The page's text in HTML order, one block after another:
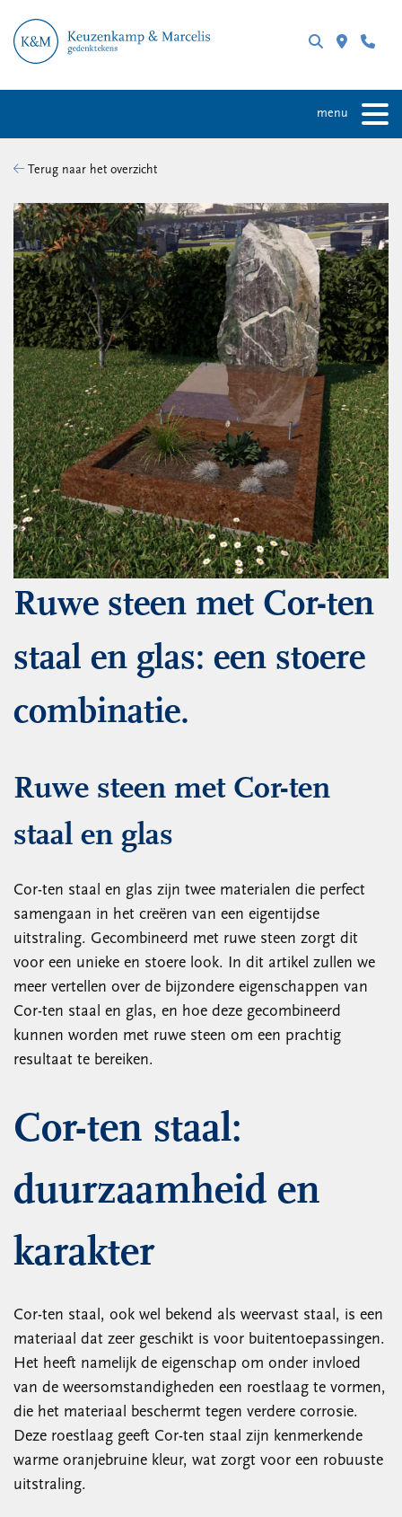
menu
Terug naar het overzicht
Ruwe steen met Cor-ten
staal en glas: een stoere
combinatie.
Ruwe steen met Cor-ten
staal en glas
Cor-ten staal en glas zijn twee materialen die perfect
samengaan in het creëren van een eigentijdse
uitstraling. Gecombineerd met ruwe steen zorgt dit
voor een unieke en stoere look. In dit artikel zullen we
meer vertellen over de bijzondere eigenschappen van
Cor-ten staal en glas, en hoe deze gecombineerd
kunnen worden met ruwe steen om een prachtig
resultaat te bereiken.
Cor-ten staal:
duurzaamheid en
karakter
Cor-ten staal, ook wel bekend als weervast staal, is een
materiaal dat zeer geschikt is voor buitentoepassingen.
Het heeft namelijk de eigenschap om onder invloed
van de weersomstandigheden een roestlaag te vormen,
die het materiaal beschermt tegen verdere corrosie.
Deze roestlaag geeft Cor-ten staal zijn kenmerkende
warme oranjebruine kleur, wat zorgt voor een robuuste
uitstraling.